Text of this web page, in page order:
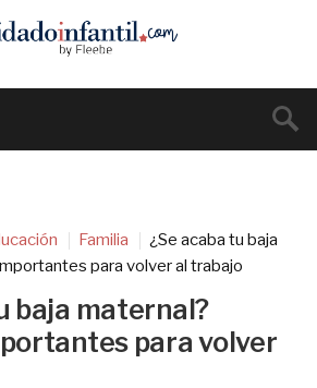
Familia
¿Se acaba tu baja
para volver al trabajo
baja maternal?
para volver